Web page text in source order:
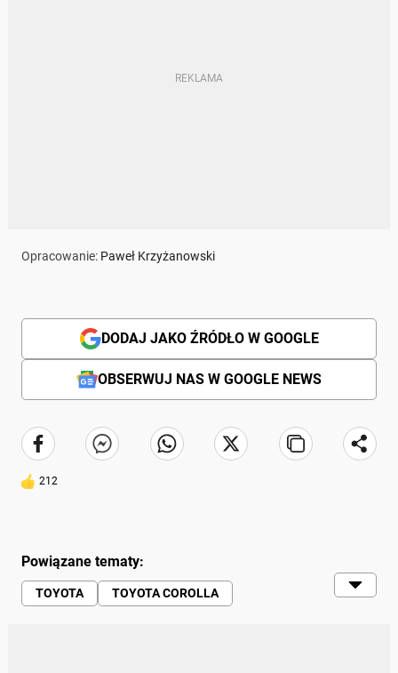
Opracowanie: Paweł Krzyżanowski
DODAJ JAKO ŹRÓDŁO W GOOGLE
OBSERWUJ NAS W GOOGLE NEWS
212
Powiązane tematy:
TOYOTA
TOYOTA COROLLA